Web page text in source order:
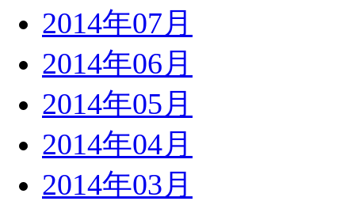
2014年07月
2014年06月
2014年05月
2014年04月
2014年03月